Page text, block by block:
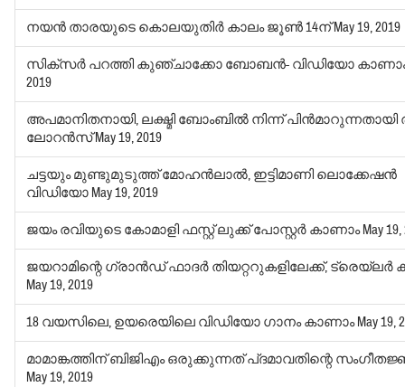
നയന്‍ താരയുടെ കൊലയുതിര്‍ കാലം ജൂണ്‍ 14ന്May 19, 2019
സിക്‌സര്‍ പറത്തി കുഞ്ചാക്കോ ബോബന്‍- വിഡിയോ
2019
അപമാനിതനായി, ലക്ഷ്മി ബോംബില്‍ നിന്ന്
ലോറന്‍സ്May 19, 2019
ചട്ടയും മുണ്ടുമുടുത്ത് മോഹന്‍ലാല്‍, ഇട്ടിമാണി ലൊക്കേഷന്‍
വിഡിയോ May 19, 2019
ജയം രവിയുടെ കോമാളി ഫസ്റ്റ് ലുക്ക് പോസ്റ്റര്‍ കാണാംMay
ജയറാമിന്റെ ഗ്രാന്‍ഡ് ഫാദര്‍ തിയറ്ററുകളിലേക്ക്, ട്രെയ്‌ലര്‍
May 19, 2019
18 വയസിലെ, ഉയരെയിലെ വിഡിയോ ഗാനം കാണാംMay 19,
മാമാങ്കത്തിന് ബിജിഎം ഒരുക്കുന്നത് പ്ദമാവതിന്റെ
May 19, 2019